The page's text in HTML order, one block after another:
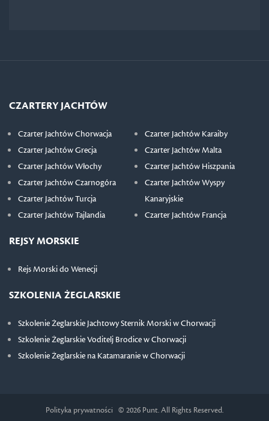
CZARTERY JACHTÓW
Czarter Jachtów Chorwacja
Czarter Jachtów Grecja
Czarter Jachtów Włochy
Czarter Jachtów Czarnogóra
Czarter Jachtów Turcja
Czarter Jachtów Tajlandia
Czarter Jachtów Karaiby
Czarter Jachtów Malta
Czarter Jachtów Hiszpania
Czarter Jachtów Wyspy
Kanaryjskie
Czarter Jachtów Francja
REJSY MORSKIE
Rejs Morski do Wenecji
SZKOLENIA ŻEGLARSKIE
Szkolenie Żeglarskie Jachtowy Sternik Morski w Chorwacji
Szkolenie Żeglarskie Voditelj Brodice w Chorwacji
Szkolenie Żeglarskie na Katamaranie w Chorwacji
Polityka prywatności © 2026 Punt. All Rights Reserved.